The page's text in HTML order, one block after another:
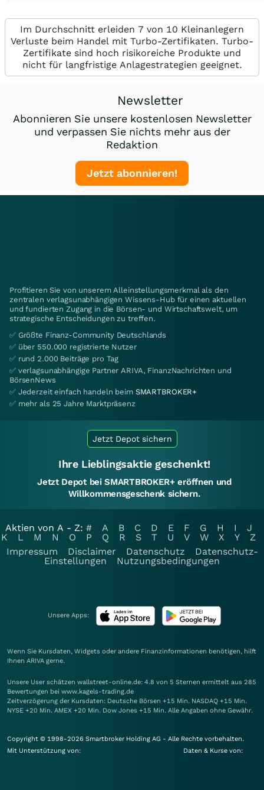
Im Durchschnitt erleiden 7 von 10 Kleinanlegern
Verluste beim Handel mit Turbo-Zertifikaten. Turbo-
Zertifikate sind hoch risikoreiche Produkte und
nicht für langfristige Anlagestrategien geeignet.
Newsletter
Abonnieren Sie unsere kostenlosen Newsletter
und verpassen Sie nichts mehr aus der
Redaktion
Jetzt abonnieren!
Profitieren Sie von unserem Alleinstellungsmerkmal als den
zentralen verlagsunabhängigen Wissens-Hub für einen aktuellen
und fundierten Zugang in die Börsen- und Wirtschaftswelt, um
strategische Entscheidungen zu treffen.
✅ Größte Finanz-Community Deutschlands
✅ über 550.000 registrierte Nutzer
✅ rund 2.000 Beiträge pro Tag
✅ verlagsunabhängige Partner ARIVA, FinanzNachrichten und
BörsenNews
✅ Jederzeit einfach handeln beim SMARTBROKER+
✅ mehr als 25 Jahre Marktpräsenz
Jetzt Depot sichern
Ihre Lieblingsaktie geschenkt!
Jetzt Depot bei SMARTBROKER+ eröffnen und
Willkommensgeschenk sichern.
Aktien von A - Z: # A B C D E F G H I
J
K
L M N O P Q R S T U V W X Y
Z
Impressum
Disclaimer Datenschutz
Datenschutz-
Einstellungen
Nutzungsbedingungen
Unsere Apps:
Wenn Sie Kursdaten, Widgets oder andere Finanzinformationen benötigen, hilft
Ihnen ARIVA gerne.
Unsere User schätzen wallstreet-online.de: 4.8 von 5 Sternen ermittelt aus 285
Bewertungen bei www.kagels-trading.de
Zeitverzögerung der Kursdaten: Deutsche Börsen +15 Min. NASDAQ +15 Min.
NYSE +20 Min. AMEX +20 Min. Dow Jones +15 Min. Alle Angaben ohne Gewähr.
Copyright © 1998-2026 Smartbroker Holding AG - Alle Rechte vorbehalten.
Mit Unterstützung von:
Daten & Kurse von: